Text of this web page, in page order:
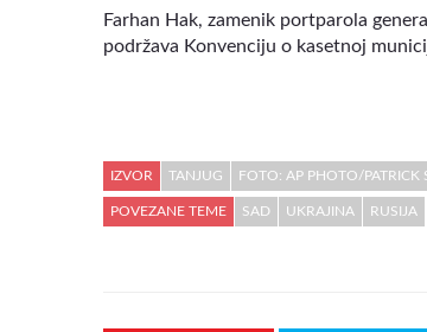
Farhan Hak, zamenik portparola
podržava Konvenciju o kasetnoj
IZVOR TANJUG FOTO: AP PHOTO/PATRICK
POVEZANE TEME SAD UKRAJINA RUSIJA